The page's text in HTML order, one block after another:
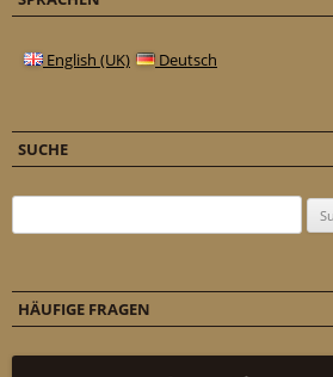
English (UK) Deutsch
SUCHE
HÄUFIGE FRAGEN